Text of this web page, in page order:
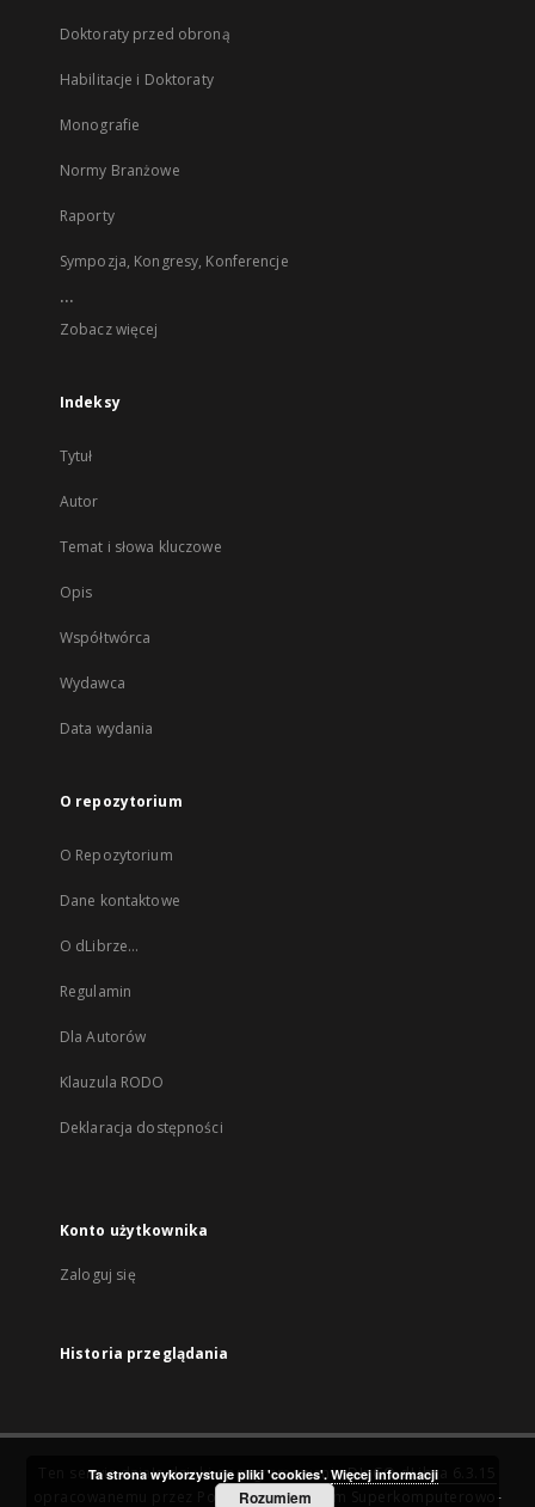
Doktoraty przed obroną
Habilitacje i Doktoraty
Monografie
Normy Branżowe
Raporty
Sympozja, Kongresy, Konferencje
...
Zobacz więcej
Indeksy
Tytuł
Autor
Temat i słowa kluczowe
Opis
Współtwórca
Wydawca
Data wydania
O repozytorium
O Repozytorium
Dane kontaktowe
O dLibrze...
Regulamin
Dla Autorów
Klauzula RODO
Deklaracja dostępności
Konto użytkownika
Zaloguj się
Historia przeglądania
Ten serwis działa dzięki oprogramowaniuDInGO dLibra 6.3.15
Poznańskie Centrum Superkomputerowo-
Ta strona wykorzystuje pliki 'cookies'. Więcej informacji
Rozumiem